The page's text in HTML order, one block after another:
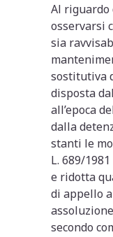
Al riguardo
osservarsi
sia
sostitutiva
disposta
all’epoca
dalla
stanti le
L. 689/
e ridotta
di appello
secondo